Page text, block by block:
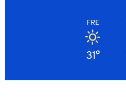
FRE
31°